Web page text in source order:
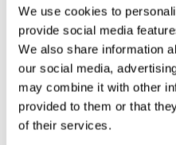
We use cookies to
provide social media
We also share information
our social media,
may combine it with other
provided to them or that
of their services.
Hausaufgaben, Aufsätzen
Gesundheitswesen: Um zu
zu fahren (oder zu essen).
Angestellter fähig ist, die
Die Aufgaben von CogniFit
Fähigkeitlehnen sich an den
Test (WCST), den Test of